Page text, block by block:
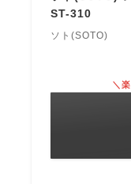
ST-310
ソト(SOTO)
＼